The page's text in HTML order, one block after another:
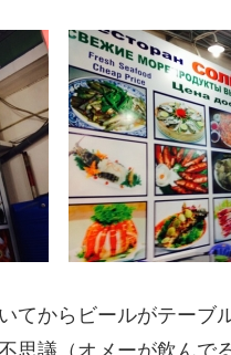
てからビールがテーブ